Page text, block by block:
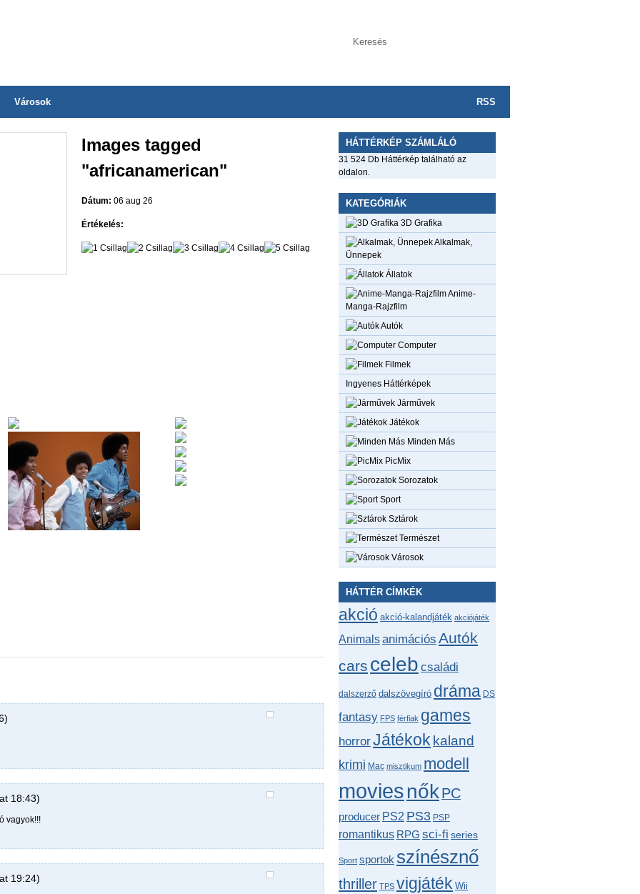
Városok RSS
Images tagged
"africanamerican"
Dátum: 06 aug 26
Értékelés:
18:43)
vagyok!!!
19:24)
HÁTTÉRKÉP SZÁMLÁLÓ
31 524 Db Háttérkép található az
oldalon.
KATEGÓRIÁK
3D Grafika
Alkalmak,
Ünnepek
Állatok
Anime-
Manga-Rajzfilm
Autók
Computer
Filmek
Ingyenes Háttérképek
Járművek
Játékok
Minden Más
PicMix
Sorozatok
Sport
Sztárok
Természet
Városok
HÁTTÉR CÍMKÉK
akció akció-kalandjáték akciójáték
Animalsanimációs Autók
cars celeb családi
dalszerző dalszövegíró dráma DS
fantasy FPS férfiak games
horrorJátékok kaland
krimi Mac misztikum modell
moviesnőkPC
producer PS2 PS3 PSP
romantikus RPG sci-fi series
Sport sportok színésznő
thriller TPS vigjáték Wii